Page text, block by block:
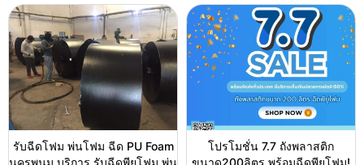
รับฉีดโฟม พ่นโฟม ฉีด PU Foam
โปรโมชั่น 7.7 ถังพลาสติก